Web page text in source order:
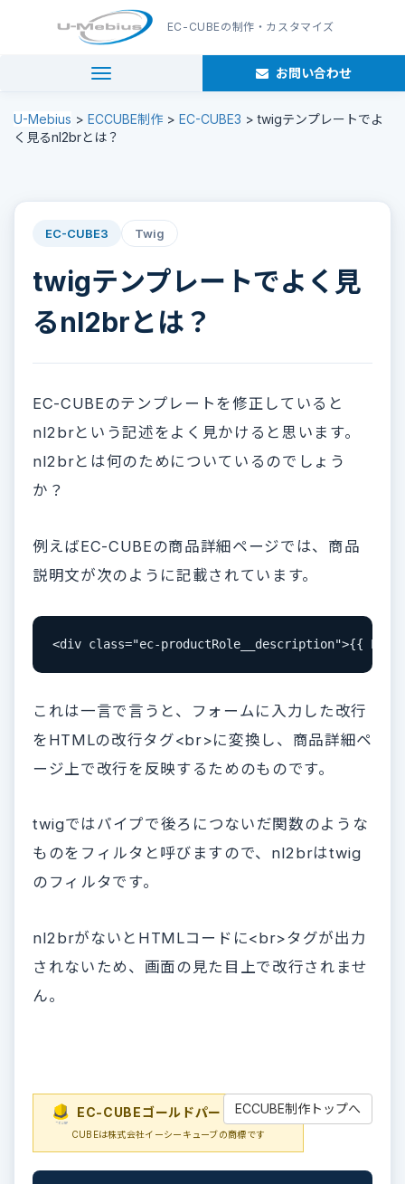
EC-CUBEの制作・カスタマイズ
navigation お問い合わせ
U-Mebius > ECCUBE制作 > EC-CUBE3 >twigテンプレートでよ
く見るnl2brとは？
EC-CUBE3 Twig
twigテンプレートでよく見
るnl2brとは？
EC-CUBEのテンプレートを修正していると
nl2brという記述をよく見かけると思います。
nl2brとは何のためについているのでしょう
か？
例えばEC-CUBEの商品詳細ページでは、商品
説明文が次のように記載されています。
<div class="ec-productRole__description">{{
これは一言で言うと、フォームに入力した改行
をHTMLの改行タグ<br>に変換し、商品詳細ペ
ージ上で改行を反映するためのものです。
twigではパイプで後ろにつないだ関数のような
ものをフィルタと呼びますので、nl2brはtwig
のフィルタです。
nl2brがないとHTMLコードに<br>タグが出力
されないため、画面の見た目上で改行されませ
ん。
EC-CUBEゴールドパートナーEC-
CUBEは株式会社イーシーキューブの商標です
ECCUBE制作トップへ